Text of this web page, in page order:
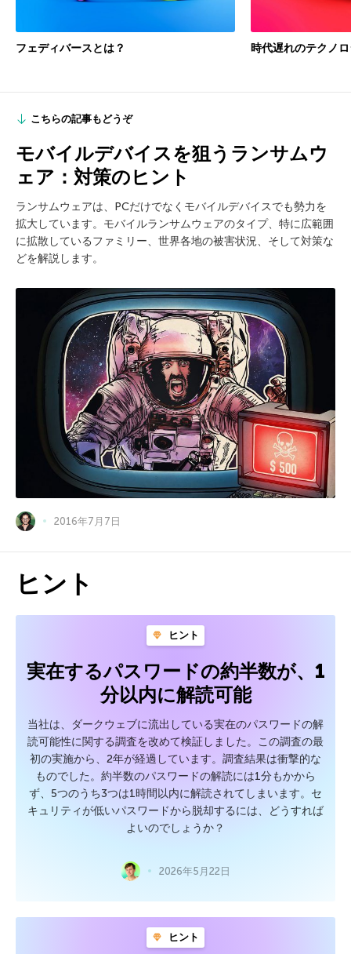
フェディバースとは？ 時代遅れのテクノ
こちらの記事もどうぞ
モバイルデバイスを狙うランサムウ
ェア：対策のヒント
ランサムウェアは、PCだけでなくモバイルデバイスでも勢力を
拡大しています。モバイルランサムウェアのタイプ、特に広範囲
に拡散しているファミリー、世界各地の被害状況、そして対策な
どを解説します。
2016年7月7日
ヒント
ヒント
実在するパスワードの約半数が、1
分以内に解読可能
当社は、ダークウェブに流出している実在のパスワードの解
読可能性に関する調査を改めて検証しました。この調査の最
初の実施から、2年が経過しています。調査結果は衝撃的な
ものでした。約半数のパスワードの解読には1分もかから
ず、5つのうち3つは1時間以内に解読されてしまいます。セ
キュリティが低いパスワードから脱却するには、どうすれば
よいのでしょうか？
2026年5月22日
ヒント